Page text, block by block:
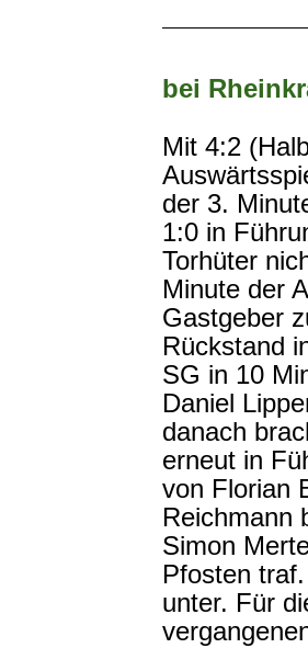
bei
Mit 4:2
der 3.
1:0 in
Torhüter
Minute der
Gastgeber
Rückstand
SG in 10
Daniel
danach
erneut in
von Florian
Reichmann
Simon
Pfosten
unter. Für